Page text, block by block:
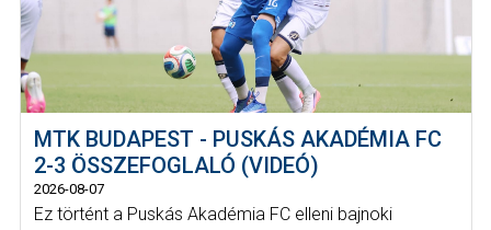
MTK BUDAPEST - PUSKÁS AKADÉMIA FC
2-3 ÖSSZEFOGLALÓ (VIDEÓ)
2026-08-07
Ez történt a Puskás Akadémia FC elleni bajnoki